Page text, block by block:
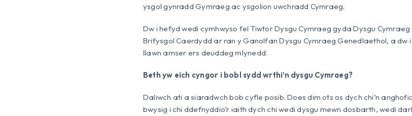
ysgol gynradd Gymraeg ac ysgolion uwchradd Cymraeg.
Dw i hefyd wedi cymhwyso fel Tiwtor Dysgu Cymraeg gyda Dysgu
Brifysgol Caerdydd ar ran y Ganolfan Dysgu Cymraeg Genedlaethol, a dw
llawn amser ers deuddeg mlynedd.
Beth yw eich cyngor i bobl sydd wrthi’n dysgu Cymraeg?
Daliwch ati a siaradwch bob cyfle posib. Does dim ots os dych chi’n
bwysig i chi ddefnyddio’r iaith dych chi wedi dysgu mewn dosbarth, wedi